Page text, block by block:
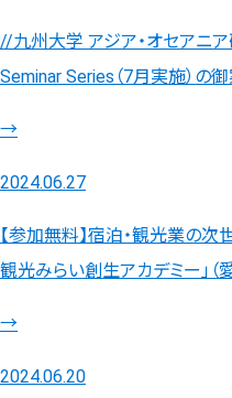
//九州大学 アジア・オセアニ
Seminar Series（7月実施）の
→
2024.06.27
【参加無料】宿泊・観光業の
観光みらい創生アカデミー」（
→
2024.06.20